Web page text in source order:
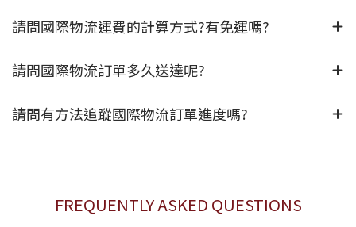
請問國際物流運費的計算方式?有免運嗎?
請問國際物流訂單多久送達呢?
請問有方法追蹤國際物流訂單進度嗎?
FREQUENTLY ASKED QUESTIONS